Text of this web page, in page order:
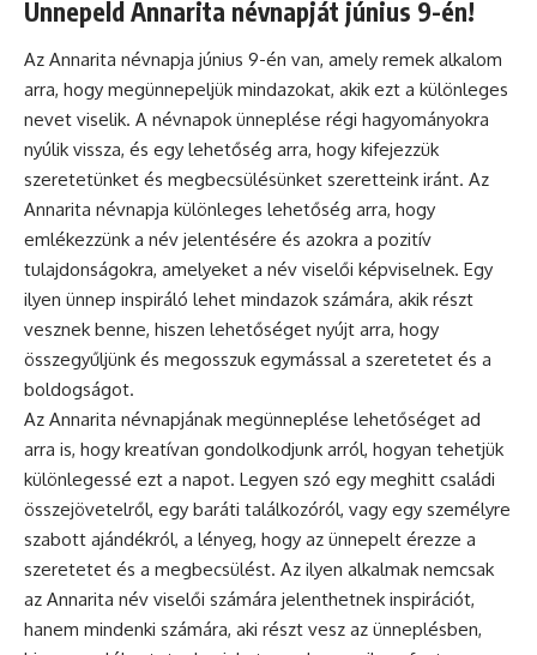
Ünnepeld Annarita névnapját június 9-én!
Az Annarita névnapja június 9-én van, amely remek alkalom
arra, hogy megünnepeljük mindazokat, akik ezt a különleges
nevet viselik. A névnapok ünneplése régi hagyományokra
nyúlik vissza, és egy lehetőség arra, hogy kifejezzük
szeretetünket és megbecsülésünket szeretteink iránt. Az
Annarita névnapja különleges lehetőség arra, hogy
emlékezzünk a név jelentésére és azokra a pozitív
tulajdonságokra, amelyeket a név viselői képviselnek. Egy
ilyen ünnep inspiráló lehet mindazok számára, akik részt
vesznek benne, hiszen lehetőséget nyújt arra, hogy
összegyűljünk és megosszuk egymással a szeretetet és a
boldogságot.
Az Annarita névnapjának megünneplése lehetőséget ad
arra is, hogy kreatívan gondolkodjunk arról, hogyan tehetjük
különlegessé ezt a napot. Legyen szó egy meghitt családi
összejövetelről, egy baráti találkozóról, vagy egy személyre
szabott ajándékról, a lényeg, hogy az ünnepelt érezze a
szeretetet és a megbecsülést. Az ilyen alkalmak nemcsak
az Annarita név viselői számára jelenthetnek inspirációt,
hanem mindenki számára, aki részt vesz az ünneplésben,